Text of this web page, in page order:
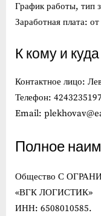
График работы, тип
Заработная плата:
К кому и
Контактное лицо:
Телефон:
Email:
Полное
Общество С
«ВГК ЛОГИСТИК»
ИНН: 6508010585.